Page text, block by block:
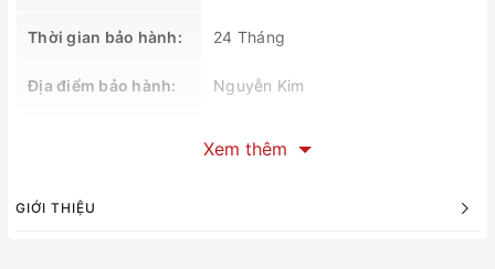
Thời gian bảo hành: 24 Tháng
Địa điểm bảo hành: Nguyễn Kim
Xem thêm
GIỚI THIỆU